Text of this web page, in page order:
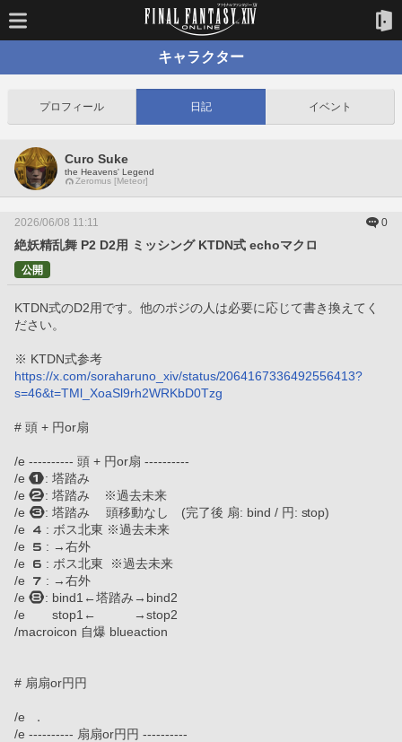
キャラクター
プロフィール 日記 イベント
Curo Suke
the Heavens' Legend
Zeromus [Meteor]
2026/06/08 11:11 0
絶妖精乱舞 P2 D2用 ミッシング KTDN式 echoマクロ
公開
KTDN式のD2用です。他のポジの人は必要に応じて書き換えてく
ださい。
※ KTDN式参考
https://x.com/soraharuno_xiv/status/2064167336492556413?
s=46&t=TMl_XoaSl9rh2WRKbD0Tzg
# 頭 + 円or扇
/e ---------- 頭 + 円or扇 ----------
/e : 塔踏み
/e : 塔踏み    ※過去未来
/e : 塔踏み 　頭移動なし　(完了後 扇: bind / 円: stop)
/e   : ボス北東 ※過去未来
/e   : →右外
/e   : ボス北東  ※過去未来
/e   : →右外
/e : bind1←塔踏み→bind2
/e 　   stop1←　　　→stop2
/macroicon 自爆 blueaction
# 扇扇or円円
/e  ．
/e ---------- 扇扇or円円 ----------